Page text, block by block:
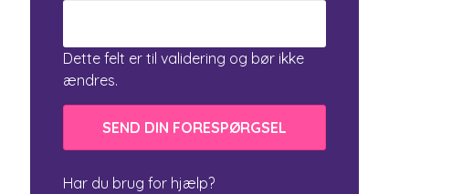
Dette felt er til validering og bør ikke
ændres.
Har du brug for hjælp?